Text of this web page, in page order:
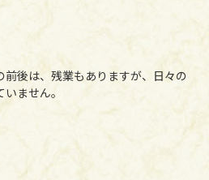
後は、残業もありますが、日々の
ません。